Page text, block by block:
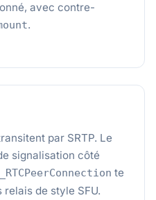
avec contre-
.
par SRTP. Le
signalisation côté
te
de style SFU.